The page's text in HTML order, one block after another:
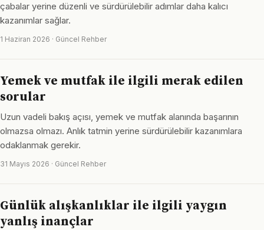
çabalar yerine düzenli ve sürdürülebilir adımlar daha kalıcı
kazanımlar sağlar.
1 Haziran 2026 · Güncel Rehber
Yemek ve mutfak ile ilgili merak edilen
sorular
Uzun vadeli bakış açısı, yemek ve mutfak alanında başarının
olmazsa olmazı. Anlık tatmin yerine sürdürülebilir kazanımlara
odaklanmak gerekir.
31 Mayıs 2026 · Güncel Rehber
Günlük alışkanlıklar ile ilgili yaygın
yanlış inançlar